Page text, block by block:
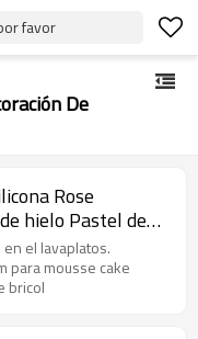
favor
De
Rose
hielo Pastel de
de jabón
de pasteles
en el lavaplatos.
para mousse cake
bricol